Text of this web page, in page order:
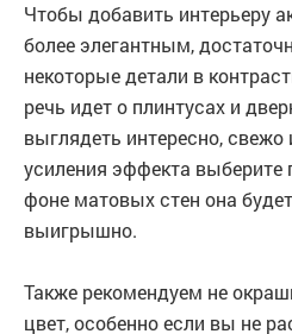
Чтобы добавить интерьеру
более элегантным,
некоторые детали в
речь идет о плинтусах и
выглядеть интересно,
усиления эффекта выберите
фоне матовых стен она
выигрышно.
Также рекомендуем не
цвет, особенно если вы не